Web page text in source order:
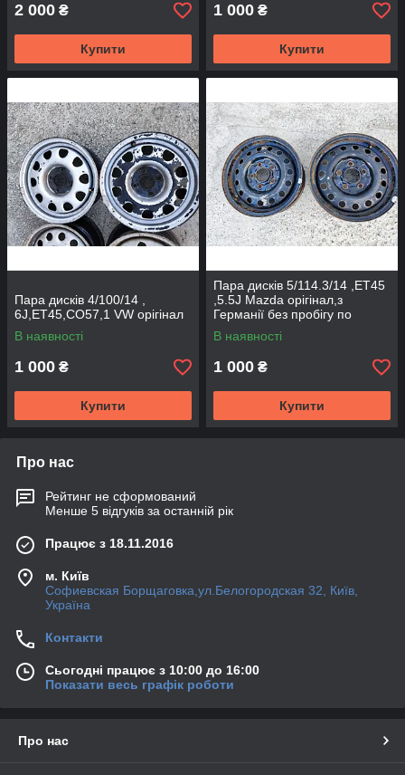
2 000 ₴
Купити
1 000 ₴
Купити
Пара дисків 4/100/14 ,
6J,ET45,CO57,1 VW орігінал
В наявності
1 000 ₴
Купити
Пара дисків 5/114.3/14 ,ЕТ45
,5.5J Mazda орігінал,з
Германії без пробігу по
Україні
В наявності
1 000 ₴
Купити
Про нас
Рейтинг не сформований
Менше 5 відгуків за останній рік
Працює з 18.11.2016
м. Київ
Софиевская Борщаговка,ул.Белогородская 32, Київ,
Україна
Контакти
Сьогодні працює з 10:00 до 16:00
Показати весь графік роботи
Про нас